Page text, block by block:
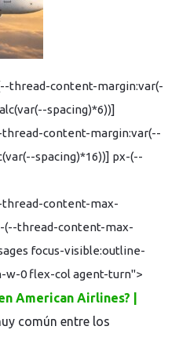
thread-content-margin:var(-
spacing)*6))]
content-margin:var(--
spacing)*16))] px-(--
content-max-
(--thread-content-max-
focus-visible:outline-
w-0 flex-col agent-turn">
American Airlines? |
común entre los